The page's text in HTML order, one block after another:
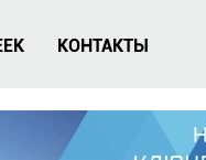
КОНТАКТЫ